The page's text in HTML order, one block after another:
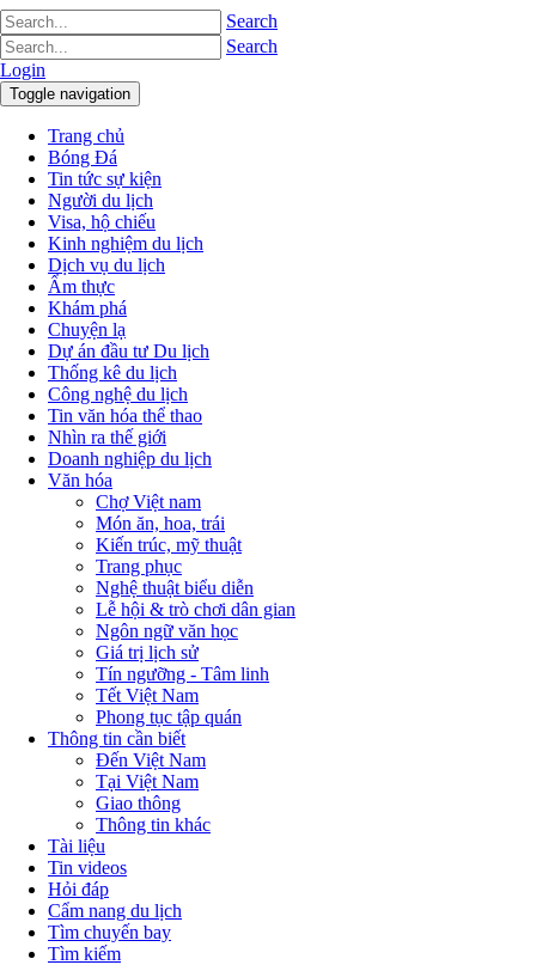
Search
Search
Login
Toggle navigation
Trang chủ
Bóng Đá
Tin tức sự kiện
Người du lịch
Visa, hộ chiếu
Kinh nghiệm du lịch
Dịch vụ du lịch
Ẩm thực
Khám phá
Chuyện lạ
Dự án đầu tư Du lịch
Thống kê du lịch
Công nghệ du lịch
Tin văn hóa thể thao
Nhìn ra thế giới
Doanh nghiệp du lịch
Văn hóa
Chợ Việt nam
Món ăn, hoa, trái
Kiến trúc, mỹ thuật
Trang phục
Nghệ thuật biểu diễn
Lễ hội & trò chơi dân gian
Ngôn ngữ văn học
Giá trị lịch sử
Tín ngưỡng - Tâm linh
Tết Việt Nam
Phong tục tập quán
Thông tin cần biết
Đến Việt Nam
Tại Việt Nam
Giao thông
Thông tin khác
Tài liệu
Tin videos
Hỏi đáp
Cẩm nang du lịch
Tìm chuyến bay
Tìm kiếm